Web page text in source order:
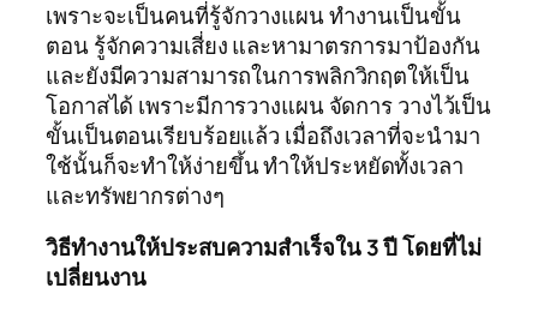
เพราะจะเป็นคนที่รู้จักวางแผน ทำงานเป็นขั้น
ตอน รู้จักความเสี่ยง และหามาตรการมาป้องกัน
และยังมีความสามารถในการพลิกวิกฤตให้เป็น
โอกาสได้ เพราะมีการวางแผน จัดการ วางไว้เป็น
ขั้นเป็นตอนเรียบร้อยแล้ว เมื่อถึงเวลาที่จะนำมา
ใช้นั้นก็จะทำให้ง่ายขึ้น ทำให้ประหยัดทั้งเวลา
และทรัพยากรต่างๆ
วิธีทำงานให้ประสบความสำเร็จใน 3 ปี โดยที่ไม่
เปลี่ยนงาน